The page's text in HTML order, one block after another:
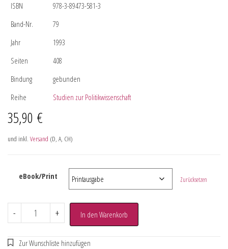
ISBN
978-3-89473-581-3
Band-Nr.
79
Jahr
1993
Seiten
408
Bindung
gebunden
Reihe
Studien zur Politikwissenschaft
35,90 €
und inkl. Versand (D, A, CH)
eBook/Print Zurücksetzen
- + In den Warenkorb